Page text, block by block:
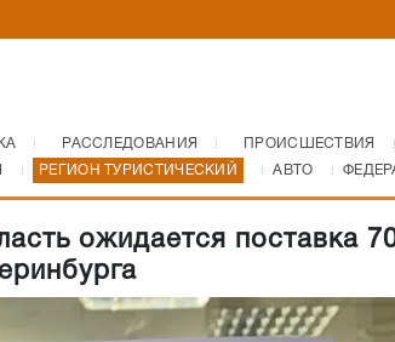
РАССЛЕДОВАНИЯ ПРОИСШЕСТВИЯ
РЕГИОН ТУРИСТИЧЕСКИЙ АВТО
ожидается поставка